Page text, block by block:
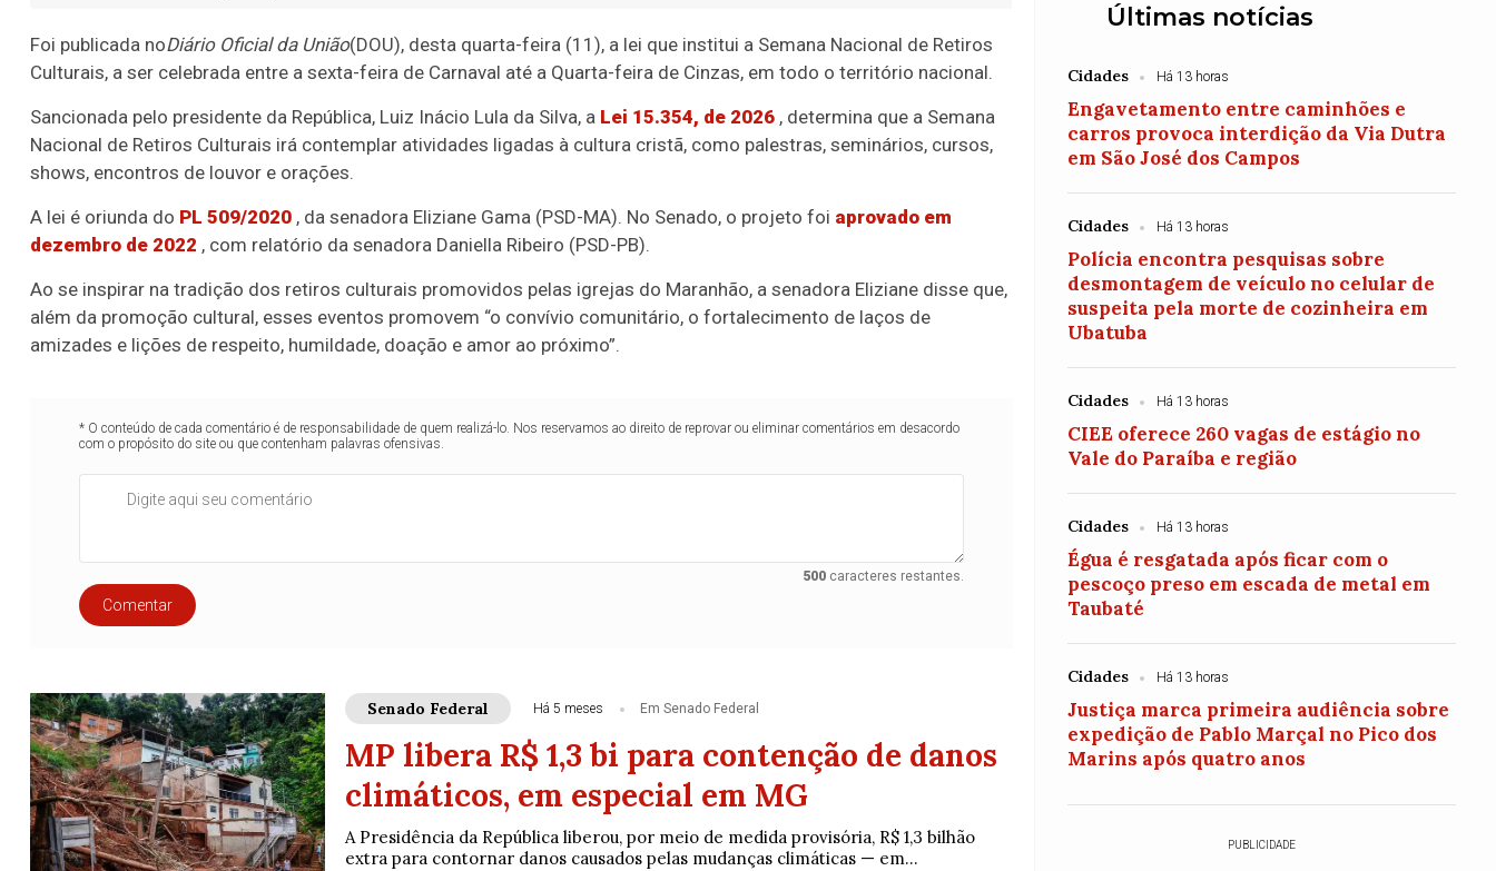
Foi publicada noDiário Oficial da União(DOU), desta quarta-feira (11), a lei que institui a Semana Nacional de Retiros
Culturais, a ser celebrada entre a sexta-feira de Carnaval até a Quarta-feira de Cinzas, em todo o território nacional.
Sancionada pelo presidente da República, Luiz Inácio Lula da Silva, a Lei 15.354, de 2026 , determina que a Semana
Nacional de Retiros Culturais irá contemplar atividades ligadas à cultura cristã, como palestras, seminários, cursos,
shows, encontros de louvor e orações.
A lei é oriunda do PL 509/2020 , da senadora Eliziane Gama (PSD-MA). No Senado, o projeto foi aprovado em
dezembro de 2022 , com relatório da senadora Daniella Ribeiro (PSD-PB).
Ao se inspirar na tradição dos retiros culturais promovidos pelas igrejas do Maranhão, a senadora Eliziane disse que,
além da promoção cultural, esses eventos promovem “o convívio comunitário, o fortalecimento de laços de
amizades e lições de respeito, humildade, doação e amor ao próximo”.
* O conteúdo de cada comentário é de responsabilidade de quem realizá-lo. Nos reservamos ao direito de reprovar ou eliminar comentários em desacordo
com o propósito do site ou que contenham palavras ofensivas.
500caracteres restantes.
Comentar
Senado Federal Há 5 meses Em Senado Federal
MP libera R$ 1,3 bi para contenção de danos
climáticos, em especial em MG
A Presidência da República liberou, por meio de medida provisória, R$ 1,3 bilhão
extra para contornar danos causados pelas mudanças climáticas — em...
Últimas notícias
Cidades Há 13 horas
Engavetamento entre caminhões e
carros provoca interdição da Via Dutra
em São José dos Campos
Cidades Há 13 horas
Polícia encontra pesquisas sobre
desmontagem de veículo no celular de
suspeita pela morte de cozinheira em
Ubatuba
Cidades Há 13 horas
CIEE oferece 260 vagas de estágio no
Vale do Paraíba e região
Cidades Há 13 horas
Égua é resgatada após ficar com o
pescoço preso em escada de metal em
Taubaté
Cidades Há 13 horas
Justiça marca primeira audiência sobre
expedição de Pablo Marçal no Pico dos
Marins após quatro anos
PUBLICIDADE